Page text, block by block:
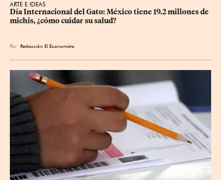
ARTE E IDEAS
Día Internacional del Gato: México tiene 19.2 millones de
michis, ¿cómo cuidar su salud?
Por Redacción El Economista